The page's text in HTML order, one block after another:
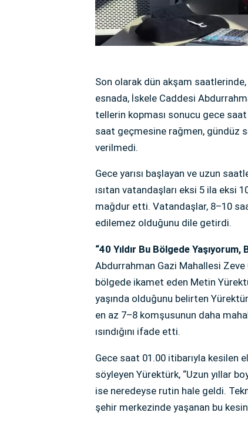
Son olarak dün akşam
esnada, İskele Caddesi
tellerin kopması sonucu gece
saat geçmesine rağmen, gündüz
verilmedi.
Gece yarısı başlayan ve uzun
ısıtan vatandaşları eksi 5 ila
mağdur etti. Vatandaşlar, 8–10
edilemez olduğunu dile getirdi.
“40 Yıldır Bu Bölgede
Abdurrahman Gazi Mahallesi Zeve
bölgede ikamet eden Metin
yaşında olduğunu belirten
en az 7–8 komşusunun daha
ısındığını ifade etti.
Gece saat 01.00 itibarıyla kesilen
söyleyen Yürektürk, “Uzun yıllar
ise neredeyse rutin hale geldi.
şehir merkezinde yaşanan bu